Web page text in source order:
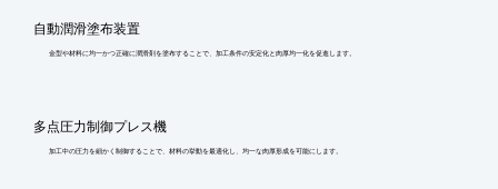
自動潤滑塗布装置
金型や材料に均一かつ正確に潤滑剤を塗布することで、加工条件の安定化と肉厚均一化を促進します。
多点圧力制御プレス機
加工中の圧力を細かく制御することで、材料の挙動を最適化し、均一な肉厚形成を可能にします。